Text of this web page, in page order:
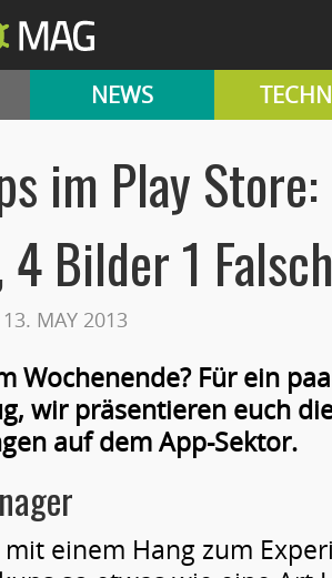
NEWS
im Play
4 Bilder 1
13. MAY 2013
Wochenende? Für ein
wir präsentieren euch
auf dem App-Sektor.
mit einem Hang zum